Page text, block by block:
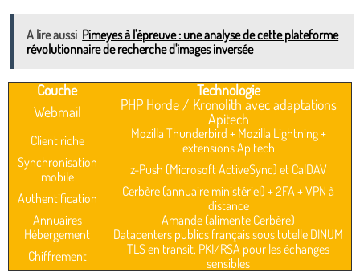
A lire aussi Pimeyes à l'épreuve : une analyse de cette plateforme
révolutionnaire de recherche d'images inversée
Couche
Technologie
Webmail
PHP Horde / Kronolith avec adaptations
Apitech
Client riche
Mozilla Thunderbird + Mozilla Lightning +
extensions Apitech
Synchronisation
mobile
z-Push (Microsoft ActiveSync) et CalDAV
Authentification
Cerbère (annuaire ministériel) + 2FA + VPN à
distance
Annuaires
Amande (alimente Cerbère)
Hébergement
Datacenters publics français sous tutelle DINUM
Chiffrement
TLS en transit, PKI/RSA pour les échanges
sensibles